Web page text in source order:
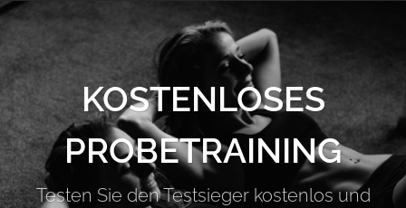
KOSTENLOSES
PROBETRAINING
Testen Sie den Testsieger kostenlos und